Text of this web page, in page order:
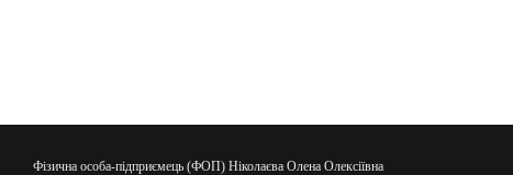
Фізична особа-підприємець (ФОП) Ніколаєва Олена Олексіївна